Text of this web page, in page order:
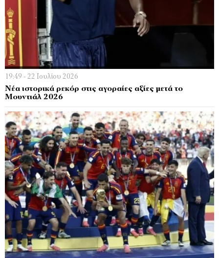
19:49 - 22 Ιουλίου 2026
Νέα ιστορικά ρεκόρ στις αγοραίες αξίες μετά το
Μουντιάλ 2026